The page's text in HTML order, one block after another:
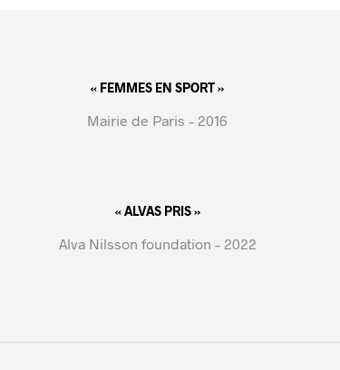
« FEMMES EN SPORT »
Mairie de Paris – 2016
« ALVAS PRIS »
Alva Nilsson foundation – 2022